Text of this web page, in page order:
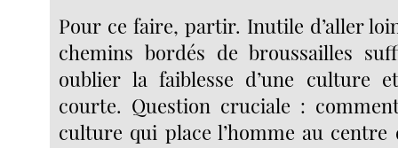
Pour ce faire, partir. Inutile d’aller
chemins bordés de broussailles
oublier la faiblesse d’une culture
courte. Question cruciale :
culture qui place l’homme au